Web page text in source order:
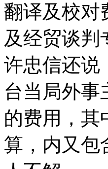
翻译及校对
及经贸谈判
许忠信还说
台当局外事
的费用，其
算，内又包